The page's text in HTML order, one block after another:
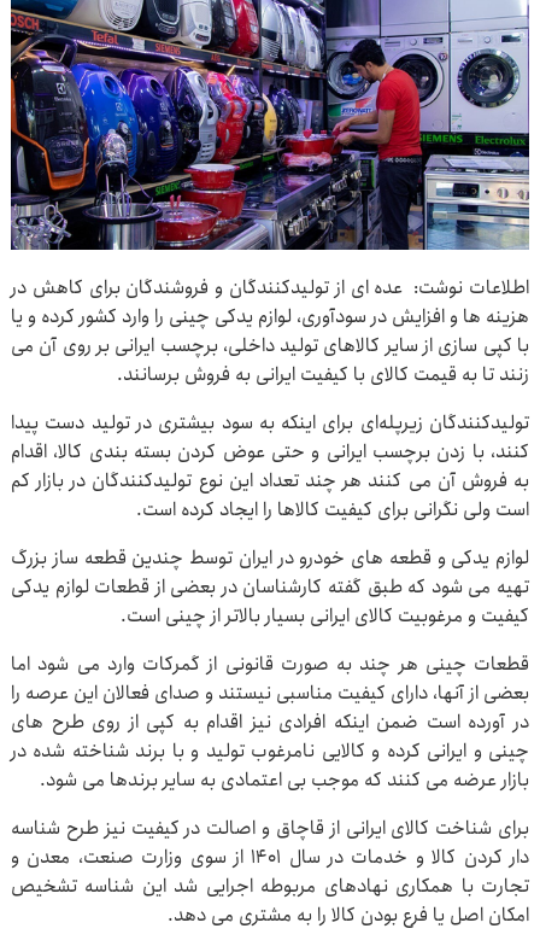
اطلاعات نوشت: عده ای از تولیدکنندگان و فروشندگان برای کاهش در
هزینه ها و افزایش در سودآوری، لوازم یدکی چینی را وارد کشور کرده و یا
با کپی سازی از سایر کالاهای تولید داخلی، برچسب ایرانی بر روی آن می
زنند تا به قیمت کالای با کیفیت ایرانی به فروش برسانند.
تولیدکنندگان زیرپله‌ای برای اینکه به سود بیشتری در تولید دست پیدا
کنند، با زدن برچسب ایرانی و حتی عوض کردن بسته بندی کالا، اقدام
به فروش آن می کنند هر چند تعداد این نوع تولیدکنندگان در بازار کم
است ولی نگرانی برای کیفیت کالاها را ایجاد کرده است.
لوازم یدکی و قطعه های خودرو در ایران توسط چندین قطعه ساز بزرگ
تهیه می شود که طبق گفته کارشناسان در بعضی از قطعات لوازم یدکی
کیفیت و مرغوبیت کالای ایرانی بسیار بالاتر از چینی است.
قطعات چینی هر چند به صورت قانونی از گمرکات وارد می‌ شود اما
بعضی از آنها، دارای کیفیت مناسبی نیستند و صدای فعالان این عرصه را
در آورده است ضمن اینکه افرادی نیز اقدام به کپی از روی طرح های
چینی و ایرانی کرده و کالایی نامرغوب تولید و با برند شناخته شده در
بازار عرضه می کنند که موجب بی اعتمادی به سایر برندها می شود.
برای شناخت کالای ایرانی از قاچاق و اصالت در کیفیت نیز طرح شناسه
دار کردن کالا و خدمات در سال ۱۴۰۱ از سوی وزارت صنعت، معدن و
تجارت با همکاری نهادهای مربوطه اجرایی شد این شناسه تشخیص
امکان اصل یا فرع بودن کالا را به مشتری می دهد.